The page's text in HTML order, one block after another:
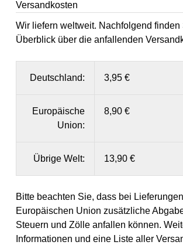
Versandkosten
Wir liefern weltweit. Nachfolgend finden
Überblick über die anfallenden
Deutschland: 3,95 €
Europäische
Union:
8,90 €
Übrige Welt: 13,90 €
Bitte beachten Sie, dass bei
Europäischen Union zusätzliche
Steuern und Zölle anfallen können.
Informationen und eine Liste aller